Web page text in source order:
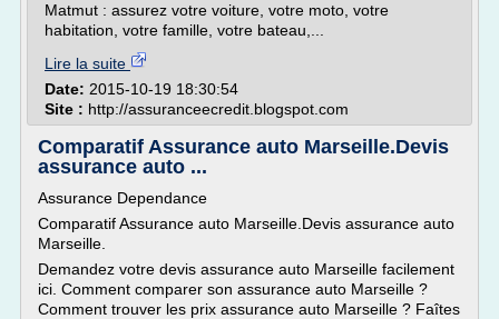
Matmut : assurez votre voiture, votre moto, votre
habitation, votre famille, votre bateau,...
Lire la suite
Date: 2015-10-19 18:30:54
Site : http://assuranceecredit.blogspot.com
Comparatif Assurance auto Marseille.Devis
assurance auto ...
Assurance Dependance
Comparatif Assurance auto Marseille.Devis assurance auto
Marseille.
Demandez votre devis assurance auto Marseille facilement
ici. Comment comparer son assurance auto Marseille ?
Comment trouver les prix assurance auto Marseille ? Faîtes